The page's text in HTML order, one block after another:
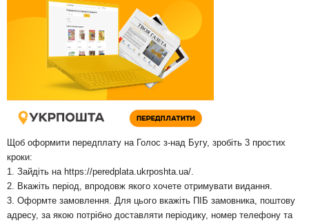
Щоб оформити передплату на Голос з-над Бугу, зробіть 3 простих
кроки:
1. Зайдіть на https://peredplata.ukrposhta.ua/
2. Вкажіть період, впродовж якого хочете отримувати видання.
3. Оформте замовлення. Для цього вкажіть ПІБ замовника, поштову
адресу, за якою потрібно доставляти періодику, номер телефону та